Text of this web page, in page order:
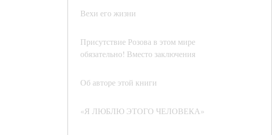
Вехи его жизни
Присутствие Розова в этом мире
обязательно! Вместо заключения
Об авторе этой книги
«Я ЛЮБЛЮ ЭТОГО ЧЕЛОВЕКА»